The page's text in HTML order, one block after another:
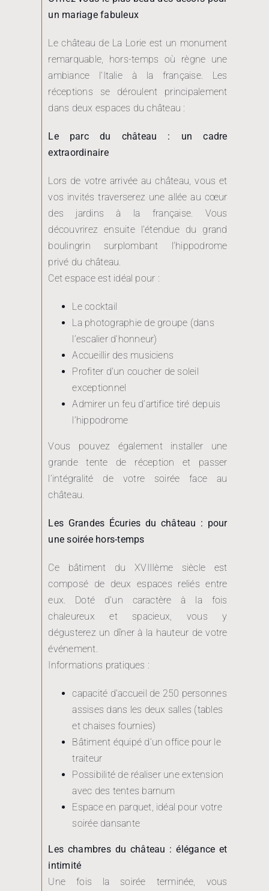
un mariage fabuleux
Le château de La Lorie est un monument
remarquable, hors-temps où règne une
ambiance l’Italie à la française. Les
réceptions se déroulent principalement
dans deux espaces du château :
Le parc du château : un cadre
extraordinaire
Lors de votre arrivée au château, vous et
vos invités traverserez une allée au cœur
des jardins à la française. Vous
découvrirez ensuite l’étendue du grand
boulingrin surplombant l’hippodrome
privé du château.
Cet espace est idéal pour :
Le cocktail
La photographie de groupe (dans
l’escalier d’honneur)
Accueillir des musiciens
Profiter d’un coucher de soleil
exceptionnel
Admirer un feu d’artifice tiré depuis
l’hippodrome
Vous pouvez également installer une
grande tente de réception et passer
l’intégralité de votre soirée face au
château.
Les Grandes Écuries du château : pour
une soirée hors-temps
Ce bâtiment du XVIIIème siècle est
composé de deux espaces reliés entre
eux. Doté d’un caractère à la fois
chaleureux et spacieux, vous y
dégusterez un dîner à la hauteur de votre
événement.
Informations pratiques :
capacité d’accueil de 250 personnes
assises dans les deux salles (tables
et chaises fournies)
Bâtiment équipé d’un office pour le
traiteur
Possibilité de réaliser une extension
avec des tentes barnum
Espace en parquet, idéal pour votre
soirée dansante
Les chambres du château : élégance et
intimité
Une fois la soirée terminée, vous